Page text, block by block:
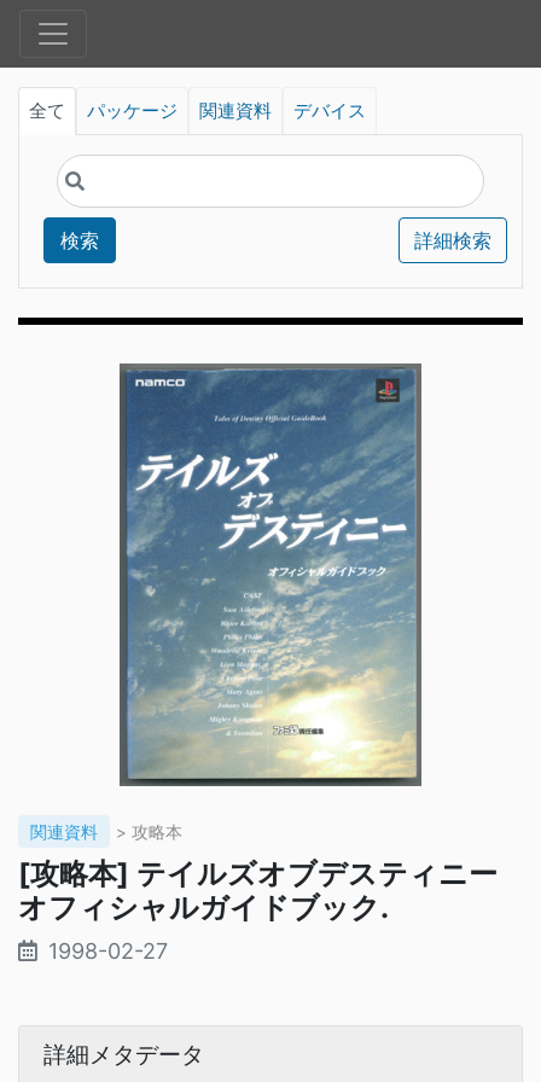
全て パッケージ 関連資料 デバイス
検索 詳細検索
関連資料 > 攻略本
[攻略本] テイルズオブデスティニー
オフィシャルガイドブック.
1998-02-27
詳細メタデータ